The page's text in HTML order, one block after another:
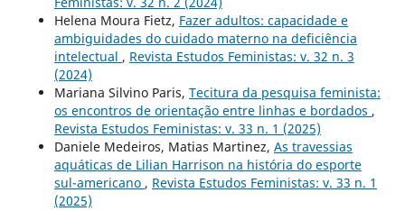
Helena Moura Fietz, Fazer adultos: capacidade e
ambiguidades do cuidado materno na deficiência
intelectual , Revista Estudos Feministas: v. 32 n. 3
(2024)
Mariana Silvino Paris, Tecitura da pesquisa feminista:
os encontros de orientação entre linhas e bordados ,
Revista Estudos Feministas: v. 33 n. 1 (2025)
Daniele Medeiros, Matias Martinez, As travessias
aquáticas de Lilian Harrison na história do esporte
sul-americano , Revista Estudos Feministas: v. 33 n. 1
(2025)